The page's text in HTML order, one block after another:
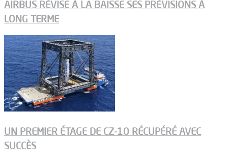
AIRBUS RÉVISE À LA BAISSE SES PRÉVISIONS À
LONG TERME
UN PREMIER ÉTAGE DE CZ-10 RÉCUPÉRÉ AVEC
SUCCÈS